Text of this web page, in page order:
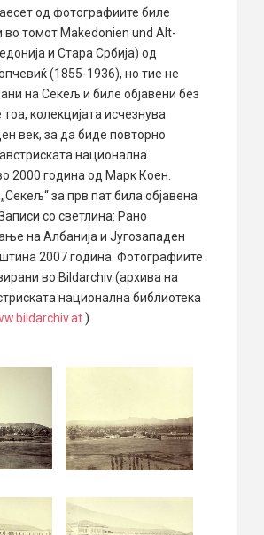
од фотографиите биле
во томот Makedonien und Alt-
и Стара Србија) од
(1855-1936), но тие не
на Секељ и биле објавени без
колекцијата исчезнува
век, за да биде повторно
национална
2000 година од Марк Коен.
за прв пат била објавена
со светлина: Рано
на Албанија и Југозападен
2007 година. Фотографиите
во Bildarchiv (архива на
национална библиотека
)